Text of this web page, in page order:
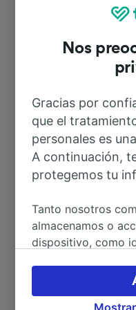
Rutas más
A Milano Nord
A Varese Nord
A Milán
A Turín
A Aeropuerto de
A Milán Central
Nos
Gracias por
que el
personales es
A continuación,
protegemos tu
Tanto nosotros
almacenamos o
dispositivo, como
Puedes aceptar o
haciendo clic